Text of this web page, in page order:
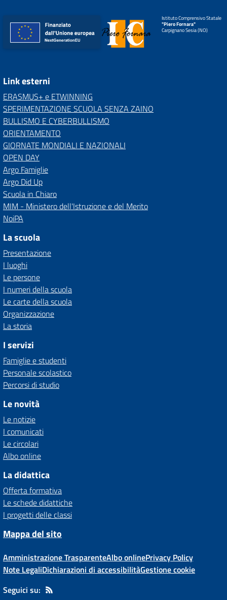
Istituto Comprensivo Statale
"Piero Fornara"
Carpignano Sesia (NO)
Link esterni
ERASMUS+ e ETWINNING
SPERIMENTAZIONE SCUOLA SENZA ZAINO
BULLISMO E CYBERBULLISMO
ORIENTAMENTO
GIORNATE MONDIALI E NAZIONALI
OPEN DAY
Argo Famiglie
Argo Did Up
Scuola in Chiaro
MIM - Ministero dell'Istruzione e del Merito
NoiPA
La scuola
Presentazione
I luoghi
Le persone
I numeri della scuola
Le carte della scuola
Organizzazione
La storia
I servizi
Famiglie e studenti
Personale scolastico
Percorsi di studio
Le novità
Le notizie
I comunicati
Le circolari
Albo online
La didattica
Offerta formativa
Le schede didattiche
I progetti delle classi
Mappa del sito
Amministrazione TrasparenteAlbo onlinePrivacy Policy
Note LegaliDichiarazioni di accessibilitàGestione cookie
Seguici su: